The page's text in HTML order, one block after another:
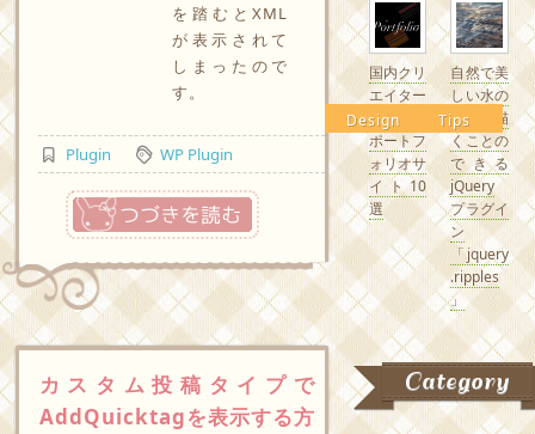
を踏むとXML
が表示されて
しまったので
す。
Plugin WP Plugin
つづきを読む
カスタム投稿タイプで
AddQuicktagを表示する方
Design
国内クリ
エイター
の素敵な
ポートフ
ォリオサ
イト10
選
Tips
自然で美
しい水の
波紋を描
くことの
できる
jQuery
プラグイ
ン
「jquery
.ripples
」
Category